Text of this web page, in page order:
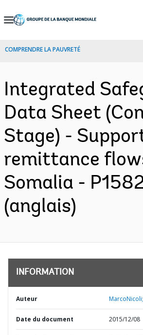
Skip
Navigation
COMPRENDRE LA PAUVRETÉ
Integrated
Data Sheet
Stage) -
remittance
Somalia -
(anglais)
INFORMATION
Auteur MarcoNicoli;
Date du document 2015/12/08